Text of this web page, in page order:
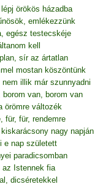
örökös házadba
emlékezzünk
egész testecskéje
kell
sír az ártatlan
mostan köszöntünk
illik már szunnyadni
borom van, borom van
örömre változék
für, für, rendemre
nagy napján
e nap született
paradicsomban
az Istennek fia
dicséretekkel